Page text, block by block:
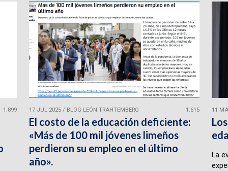
1.899 17 JUL 2025/ BLOG LEÓN TRAHTEMBERG 1.615
El costo de la educación deficiente:
«Más de 100 mil jóvenes limeños
perdieron su empleo en el último
año».
11
La